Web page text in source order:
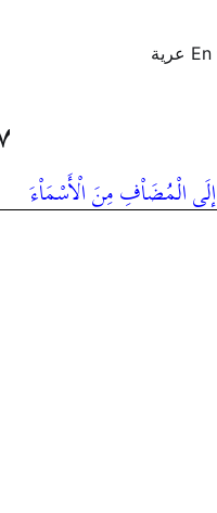
عرية En
الْمُضَاْفِ مِنَ الْأَسْمَاْءَ